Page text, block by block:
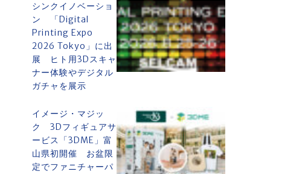
シンクイノベーショ
ン 「Digital
Printing Expo
2026 Tokyo」に出
展 ヒト用3Dスキャ
ナー体験やデジタル
ガチャを展示
イメージ・マジッ
ク 3Dフィギュアサ
ービス「3DME」富
山県初開催 お盆限
定でファニチャーパ